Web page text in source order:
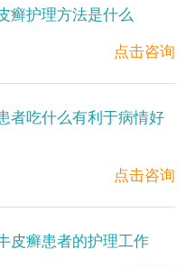
癣护理方法是什么
点击咨询
者吃什么有利于病情好
点击咨询
皮癣患者的护理工作